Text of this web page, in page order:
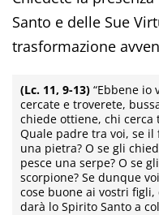
Santo e delle Sue
trasformazione
(Lc. 11, 9-13) “Ebbene io
cercate e troverete,
chiede ottiene, chi cerca
Quale padre tra voi, se
una pietra? O se gli
pesce una serpe? O se
scorpione? Se dunque
cose buone ai vostri
darà lo Spirito Santo a